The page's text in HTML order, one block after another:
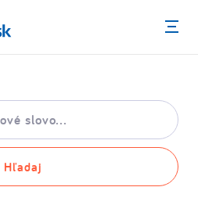
Menu
Hľadaj